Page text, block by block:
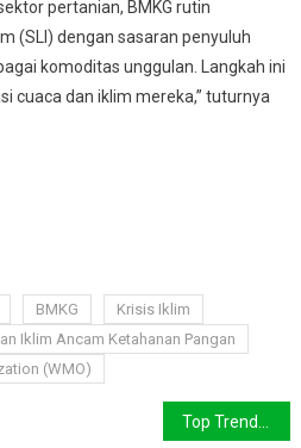
pertanian, BMKG rutin
(SLI) dengan sasaran penyuluh
komoditas unggulan. Langkah ini
cuaca dan iklim mereka,” tuturnya
BMKG
Krisis Iklim
Iklim Ancam Ketahanan Pangan
(WMO)